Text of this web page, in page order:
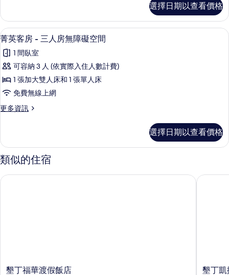
有
相
片
親
子
客
的
詳
選擇日期以查看價格
顯
示
菁
英
客
房
-
人
房
無
障
相
菁英客房 - 三人房無障礙空間 | 羽絨
1
菁英客房 - 三人房無障礙空間
1 間臥室
可容納 3 人 (依實際入住人數計費)
1 張加大雙人床和 1 張單人床
免費無線上網
更多資訊
更
客
房
-
人
選擇日期以查看價格
類似的住宿
墾
墾丁福華渡假飯店
墾丁福華渡假飯店
墾
墾丁凱
墾丁凱